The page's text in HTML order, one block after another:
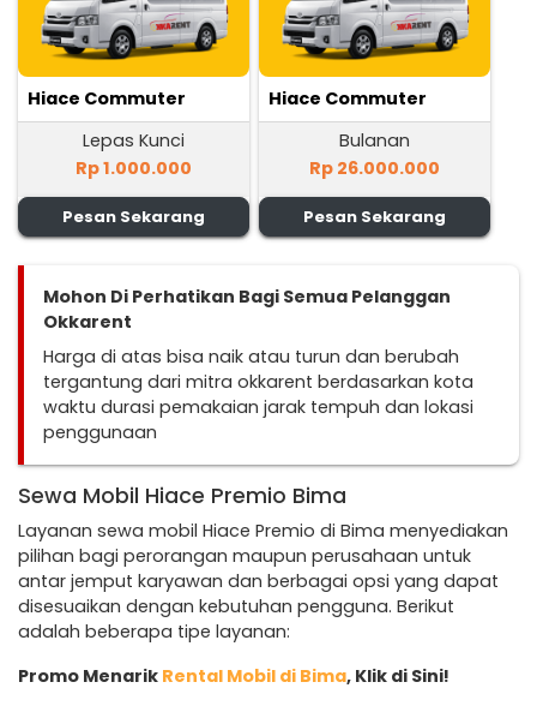
Hiace Commuter
Lepas Kunci
Rp 1.000.000
Pesan Sekarang
Hiace Commuter
Bulanan
Rp 26.000.000
Pesan Sekarang
Mohon Di Perhatikan Bagi Semua Pelanggan
Okkarent
Harga di atas bisa naik atau turun dan berubah
tergantung dari mitra okkarent berdasarkan kota
waktu durasi pemakaian jarak tempuh dan lokasi
penggunaan
Sewa Mobil Hiace Premio Bima
Layanan sewa mobil Hiace Premio di Bima menyediakan
pilihan bagi perorangan maupun perusahaan untuk
antar jemput karyawan dan berbagai opsi yang dapat
disesuaikan dengan kebutuhan pengguna. Berikut
adalah beberapa tipe layanan:
Promo Menarik Rental Mobil di Bima, Klik di Sini!